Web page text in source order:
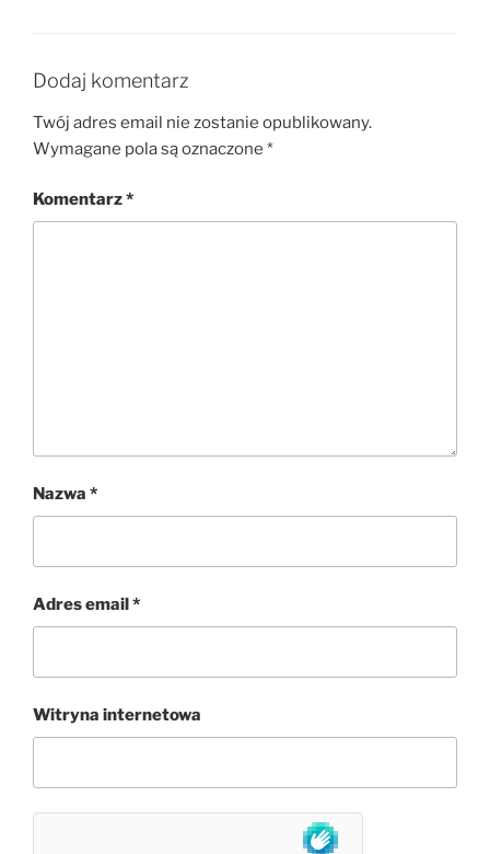
Dodaj komentarz
Twój adres email nie zostanie opublikowany.
Wymagane pola są oznaczone *
Komentarz*
Nazwa *
Adres email*
Witryna internetowa